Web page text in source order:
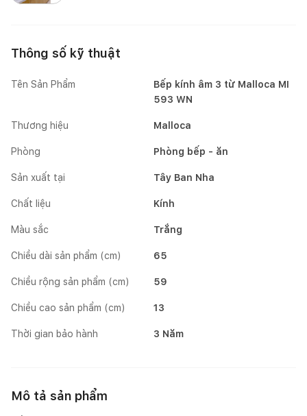
Thông số kỹ thuật
Tên Sản Phẩm
Bếp kính âm 3 từ Malloca MI
593 WN
Thương hiệu Malloca
Phòng Phòng bếp - ăn
Sản xuất tại Tây Ban Nha
Chất liệu Kính
Màu sắc Trắng
Chiều dài sản phẩm (cm) 65
Chiều rộng sản phẩm (cm) 59
Chiều cao sản phẩm (cm) 13
Thời gian bảo hành 3 Năm
Mô tả sản phẩm